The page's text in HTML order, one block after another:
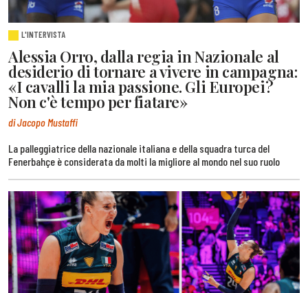
L'INTERVISTA
Alessia Orro, dalla regia in Nazionale al
desiderio di tornare a vivere in campagna:
«I cavalli la mia passione. Gli Europei?
Non c'è tempo per fiatare»
di Jacopo Mustaffi
La palleggiatrice della nazionale italiana e della squadra turca del
Fenerbahçe è considerata da molti la migliore al mondo nel suo ruolo